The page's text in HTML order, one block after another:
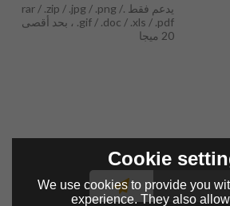
يدعم فقط .rar / .zip / .jpg / .png /
.gif / .doc / .xls / .pdf ، بحد أقصى
20 ميجا
Cookie
We use cookies to provide you
experience. They also